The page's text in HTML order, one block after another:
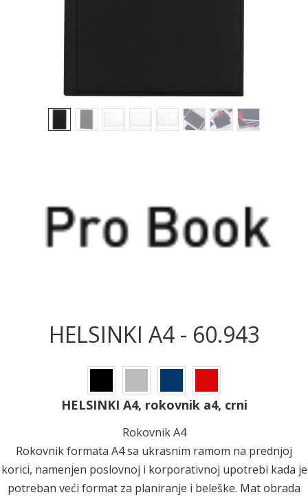
HELSINKI A4 - 60.943
HELSINKI A4, rokovnik a4, crni
Rokovnik A4
Rokovnik formata A4 sa ukrasnim ramom na prednjoj
korici, namenjen poslovnoj i korporativnoj upotrebi kada je
potreban veći format za planiranje i beleške. Mat obrada